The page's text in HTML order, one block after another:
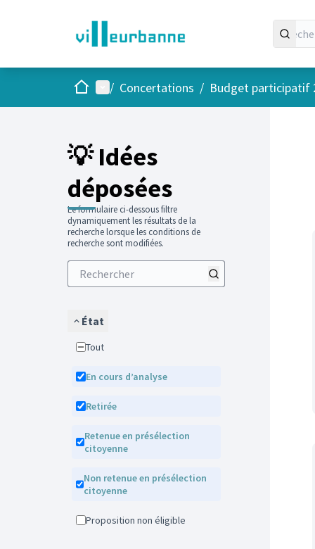
AccueilMenu principal
/ Concertations / Budget participatif
💡 Idées
déposées
Le formulaire ci-dessous filtre
dynamiquement les résultats de la
recherche lorsque les conditions de
recherche sont modifiées.
État
Tout
En cours d’analyse
Retirée
Retenue en présélection
citoyenne
Non retenue en présélection
citoyenne
Proposition non éligible